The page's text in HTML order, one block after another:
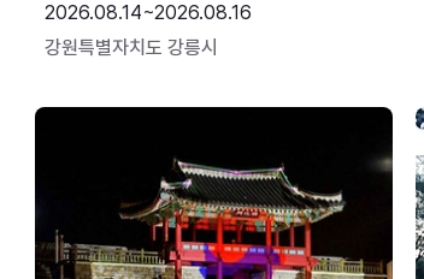
2026.08.14~2026.08.16
강원특별자치도 강릉시